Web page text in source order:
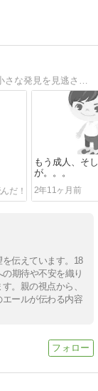
14歳王子と12歳姫の成長記録子育て頑張るよ小さな発見を見逃さないように、子供の成長を綴っていきます
もう成人、そ
が。。。
2年11ヶ月前
伝えています。18
期待や不安を織り
。親の視点から、
ールが伝わる内容